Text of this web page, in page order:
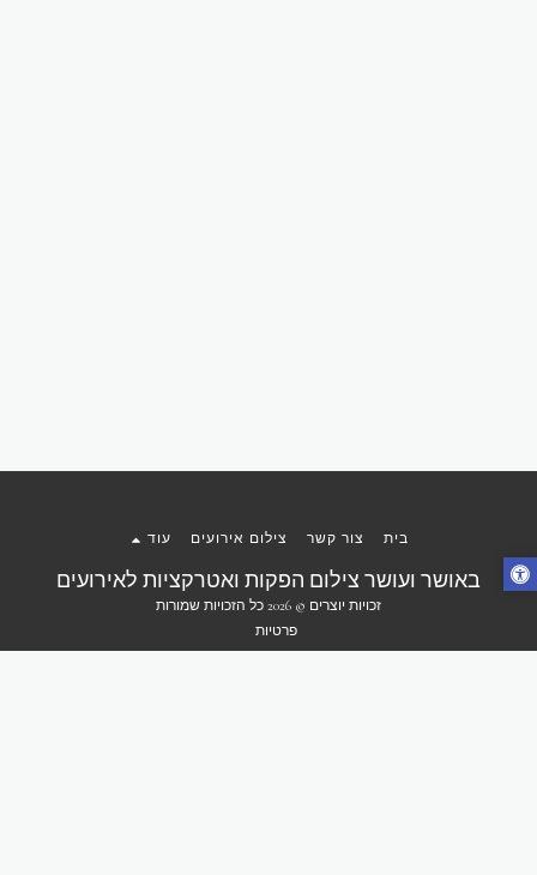
באושר ועושר צילום הפקות ואטרקציות לאירועים
זכויות יוצרים © 2026 כל הזכויות שמורות
פרטיות
בית צור קשר צילום אירועים עוד